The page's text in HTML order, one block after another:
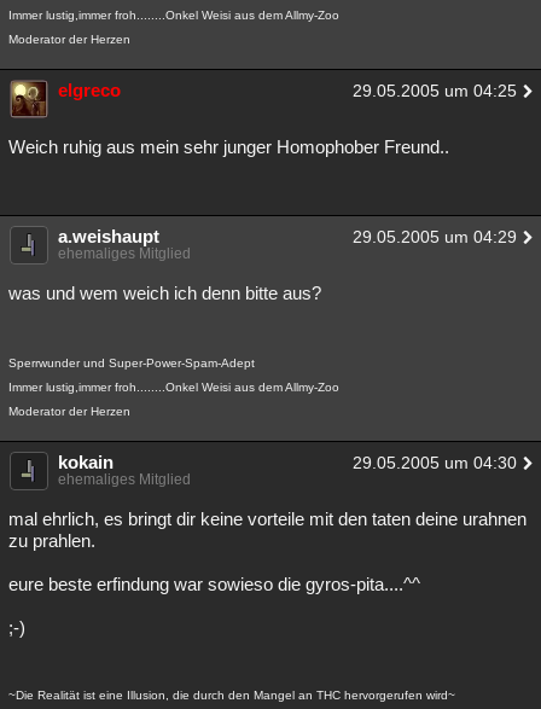
Immer lustig,immer froh........Onkel Weisi aus dem Allmy-Zoo
Moderator der Herzen
elgreco 29.05.2005 um 04:25
Weich ruhig aus mein sehr junger Homophober Freund..
a.weishaupt 29.05.2005 um 04:29
ehemaliges Mitglied
was und wem weich ich denn bitte aus?
Sperrwunder und Super-Power-Spam-Adept
Immer lustig,immer froh........Onkel Weisi aus dem Allmy-Zoo
Moderator der Herzen
kokain 29.05.2005 um 04:30
ehemaliges Mitglied
mal ehrlich, es bringt dir keine vorteile mit den taten deine urahnen
zu prahlen.
eure beste erfindung war sowieso die gyros-pita....^^
;-)
~Die Realität ist eine Illusion, die durch den Mangel an THC hervorgerufen wird~